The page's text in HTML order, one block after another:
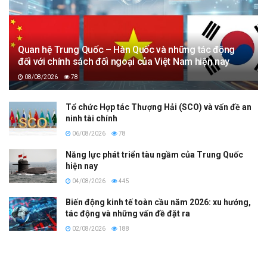
Quan hệ Trung Quốc – Hàn Quốc và những tác động
đối với chính sách đối ngoại của Việt Nam hiện nay
08/08/2026 78
Tổ chức Hợp tác Thượng Hải (SCO) và vấn đề an
ninh tài chính
06/08/2026 78
Năng lực phát triển tàu ngầm của Trung Quốc
hiện nay
04/08/2026 445
Biến động kinh tế toàn cầu năm 2026: xu hướng,
tác động và những vấn đề đặt ra
02/08/2026 188